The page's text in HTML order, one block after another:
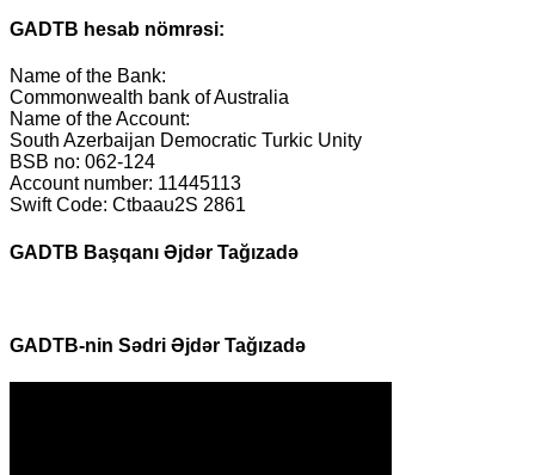
GADTB hesab nömrəsi:
Name of the Bank:
Commonwealth bank of Australia
Name of the Account:
South Azerbaijan Democratic Turkic Unity
BSB no: 062-124
Account number: 11445113
Swift Code: Ctbaau2S 2861
GADTB Başqanı Əjdər Tağızadə
GADTB-nin Sədri Əjdər Tağızadə